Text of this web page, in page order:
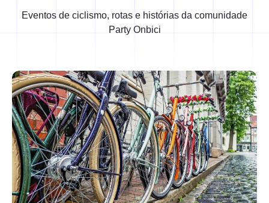
Eventos de ciclismo, rotas e histórias da comunidade
Party Onbici